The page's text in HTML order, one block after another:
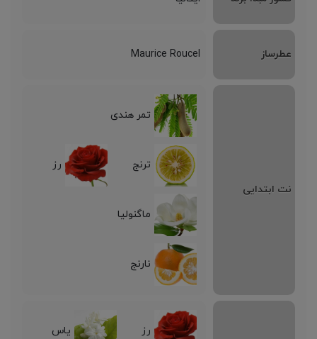
عطرساز Maurice Roucel
نت ابتدایی
تمر هندی
ترنج رز
ماگنولیا
نارنج
رز یاس